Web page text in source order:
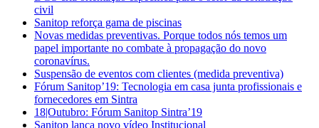
civil
Sanitop reforça gama de piscinas
Novas medidas preventivas. Porque todos nós temos um
papel importante no combate à propagação do novo
coronavírus.
Suspensão de eventos com clientes (medida preventiva)
Fórum Sanitop’19: Tecnologia em casa junta profissionais e
fornecedores em Sintra
18|Outubro: Fórum Sanitop Sintra’19
Sanitop lança novo vídeo Institucional